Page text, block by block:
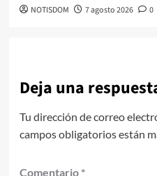
NOTISDOM 7 agosto 2026 0
Deja una
Tu dirección de correo
campos obligatorios están
Comentario *